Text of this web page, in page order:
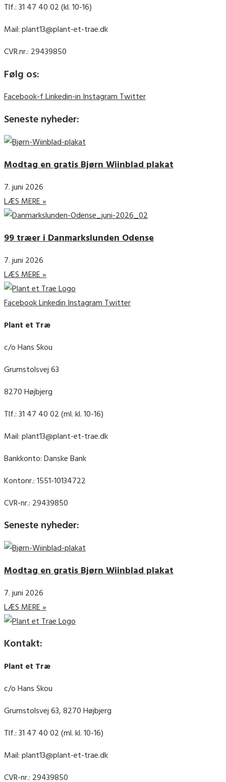
Tlf.: 31 47 40 02 (kl. 10-16)
Mail: plant13@plant-et-trae.dk
CVR.nr.: 29439850
Følg os:
Facebook-fLinkedin-inInstagramTwitter
Seneste nyheder:
Modtag en gratis Bjørn Wiinblad plakat
7. juni 2026
LÆS MERE »
99 træer i Danmarkslunden Odense
7. juni 2026
LÆS MERE »
FacebookLinkedinInstagramTwitter
Plant et Træ
c/o Hans Skou
Grumstolsvej 63
8270 Højbjerg
Tlf.: 31 47 40 02 (ml. kl. 10-16)
Mail: plant13@plant-et-trae.dk
Bankkonto: Danske Bank
Kontonr.: 1551-10134722
CVR-nr.: 29439850
Seneste nyheder:
Modtag en gratis Bjørn Wiinblad plakat
7. juni 2026
LÆS MERE »
Kontakt:
Plant et Træ
c/o Hans Skou
Grumstolsvej 63, 8270 Højbjerg
Tlf.: 31 47 40 02 (ml. kl. 10-16)
Mail: plant13@plant-et-trae.dk
CVR-nr.: 29439850